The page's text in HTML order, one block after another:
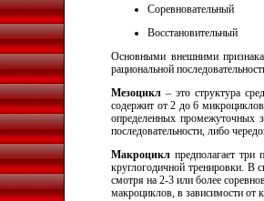
Соревновательный
Восстановительный
Основными внешними
рациональной
Мезоцикл – это структура
содержит от 2 до 6
определенных промежуточных
последовательности, либо
Макроцикл предполагает три
круглогодичной тренировки. В
смотря на 2-3 или более
макроциклов, в зависимости от